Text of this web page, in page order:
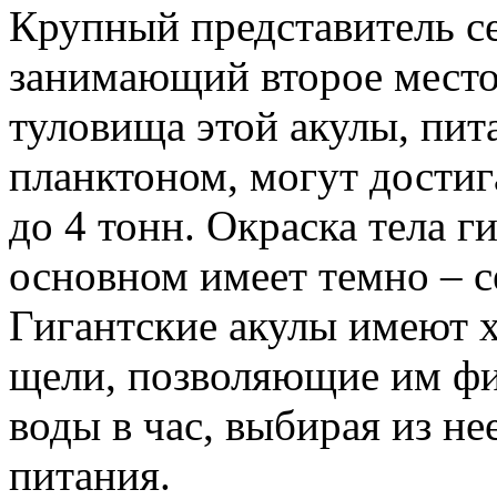
Крупный представитель
занимающий второе
туловища этой акулы,
планктоном, могут
до 4 тонн. Окраска тела
основном имеет темно –
Гигантские акулы имеют
щели, позволяющие им
воды в час, выбирая из
питания.